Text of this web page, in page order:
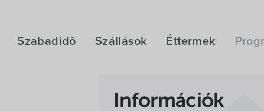
Szabadidő Szállások Éttermek
Információk